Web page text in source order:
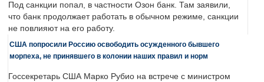
Под санкции попал, в частности Озон банк. Там заявили,
что банк продолжает работать в обычном режиме, санкции
не повлияют на его работу.
США попросили Россию освободить осужденного бывшего
морпеха, не принявшего в колонии наших правил и норм
Госсекретарь США Марко Рубио на встрече с министром